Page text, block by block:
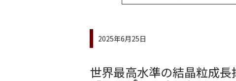
2025年6月25日
世界最高水準の結晶粒成